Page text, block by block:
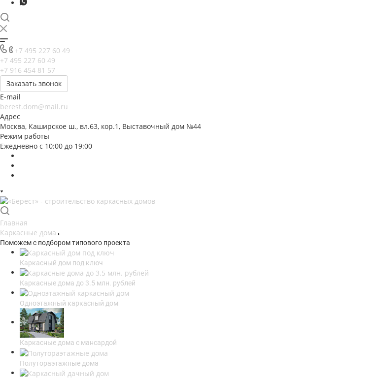
+7 495 227 60 49
+7 495 227 60 49
+7 916 454 81 57
Заказать звонок
E-mail
berest.dom@mail.ru
Адрес
Москва, Каширское ш., вл.63, кор.1, Выставочный дом №44
Режим работы
Ежедневно с 10:00 до 19:00
Главная
Каркасные дома
Поможем с подбором типового проекта
Каркасный дом под ключ
Каркасные дома до 3.5 млн. рублей
Одноэтажный каркасный дом
Каркасные дома с мансардой
Полутораэтажные дома